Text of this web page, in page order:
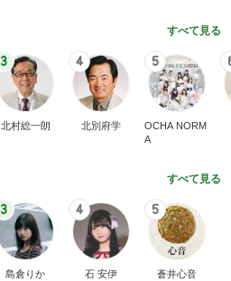
すべて見る
3
北村総一朗
4
北別府学
5
OCHA NORM
A
すべて見る
3
島倉りか
4
石 安伊
5
蒼井心音